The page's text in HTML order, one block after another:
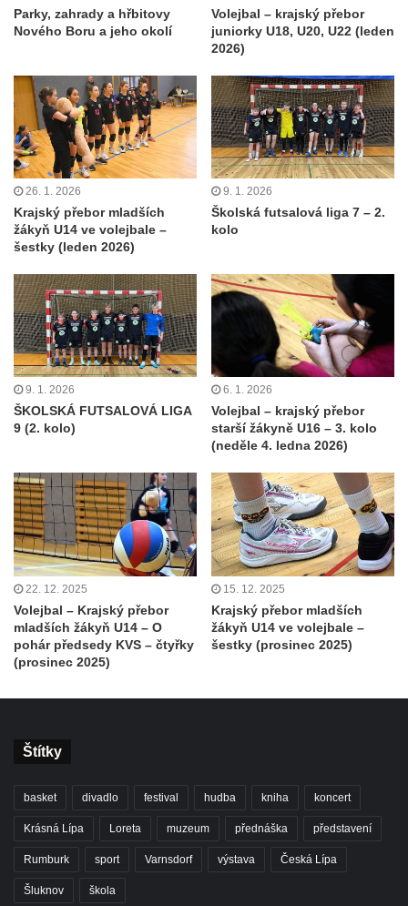
Parky, zahrady a hřbitovy
Nového Boru a jeho okolí
Volejbal – krajský přebor
juniorky U18, U20, U22 (leden
2026)
26. 1. 2026
Krajský přebor mladších
žákyň U14 ve volejbale –
šestky (leden 2026)
9. 1. 2026
Školská futsalová liga 7 – 2.
kolo
9. 1. 2026
ŠKOLSKÁ FUTSALOVÁ LIGA
9 (2. kolo)
6. 1. 2026
Volejbal – krajský přebor
starší žákyně U16 – 3. kolo
(neděle 4. ledna 2026)
22. 12. 2025
Volejbal – Krajský přebor
mladších žákyň U14 – O
pohár předsedy KVS – čtyřky
(prosinec 2025)
15. 12. 2025
Krajský přebor mladších
žákyň U14 ve volejbale –
šestky (prosinec 2025)
Štítky
basket divadlo festival hudba kniha koncert
Krásná Lípa Loreta muzeum přednáška představení
Rumburk sport Varnsdorf výstava Česká Lípa
Šluknov škola